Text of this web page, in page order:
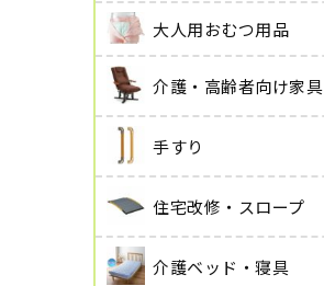
大人用おむつ用品
介護・高齢者向け家具
手すり
住宅改修・スロープ
介護ベッド・寝具